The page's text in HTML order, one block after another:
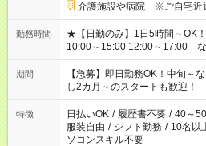
介護施設や病院 ※ご自宅近
勤務時間
★【日勤のみ】1日5時間～OK！ ≪シフト例≫ 9:00～14:00
10:00～15:00 12:00～17:00
期間
【急募】即日勤務OK！中旬
し2カ月～のスタートも歓迎！
特徴 日払いOK / 履歴書不要 / 40～
服装自由 / シフト勤務 / 10名以
ソコンスキル不要